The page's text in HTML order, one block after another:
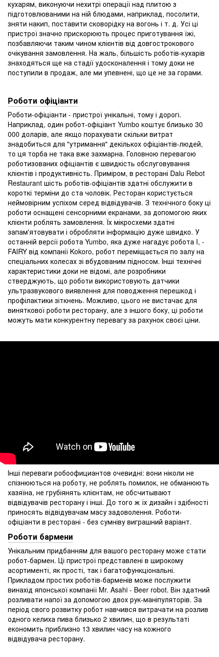
кухарям, виконуючи нехитрі операції над плитою з
підготовлюваними на ній блюдами, наприклад, посолити,
зняти накип, поставити сковорідку на вогонь і т. д. Усі ці
пристрої значно прискорюють процес приготування їжі,
позбавляючи таким чином клієнтів від довгострокового
очікування замовлення. На жаль, більшість роботів-кухарів
знаходяться ще на стадії удосконалення і тому доки не
поступили в продаж, але ми упевнені, що це не за горами.
Роботи офіціанти
Роботи-офіціанти - пристрої унікальні, тому і дорогі.
Наприклад, один робот-офіціант Yumbo коштує близько 30
000 доларів, але якщо порахувати скільки витрат
знадобиться для "утримання" декількох офіціантів-людей,
то ця торба не така вже захмарна. Головною перевагою
роботизованих офіціантів є швидкість обслуговування
клієнтів і продуктивність. Приміром, в ресторані Dalu Rebot
Restaurant шість роботів-офіціантів здатні обслужити в
короткі терміни до ста чоловік. Ресторан користується
неймовірним успіхом серед відвідувачів. З технічного боку ці
роботи оснащені сенсорними екранами, за допомогою яких
клієнти роблять замовлення. Їх мікросхеми здатні
запам'ятовувати і обробляти інформацію дуже швидко. У
останній версії робота Yumbo, яка дуже нагадує робота I, -
FAIRY від компанії Kokoro, робот переміщається по залу на
спеціальних колесах зі вбудованим підносом. Інші технічні
характеристики доки не відомі, але розробники
стверджують, що роботи використовують датчики
ультразвукового виявлення для поводження перешкод і
профілактики зіткнень. Можливо, цього не вистачає для
виняткової роботи ресторану, але з іншого боку, ці роботи
можуть мати конкурентну перевагу за рахунок своєї ціни.
Інші переваги робоофициантов очевидні: вони ніколи не
спізнюються на роботу, не роблять помилок, не обманюють
хазяїна, не грубіянять клієнтам, не обсчитывают
відвідувачів ресторану і інші. До того ж їх дизайн і здібності
приносять відвідувачам масу задоволення. Роботи-
офіціанти в ресторані - без сумніву виграшний варіант.
Роботи бармени
Унікальним придбанням для вашого ресторану може стати
робот-бармен. Ці пристрої представлені в широкому
асортименті, як прості, так і багатофункціональні.
Прикладом простих роботів-барменів може послужити
винахід японської компанії Mr. Asahi - Beer robot. Він здатний
розливати напої за допомогою двох рук-маніпуляторів. За
період свого розвитку робот навчився витрачати на розлив
одного келиха пива близько 2 хвилин, що в результаті
економить приблизно 13 хвилин часу на кожного
відвідувача ресторану.